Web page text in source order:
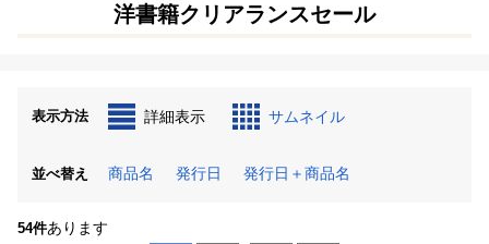
洋書籍クリアランスセール
表示方法 詳細表示 サムネイル
並べ替え 商品名 発行日 発行日＋商品名
54件あります